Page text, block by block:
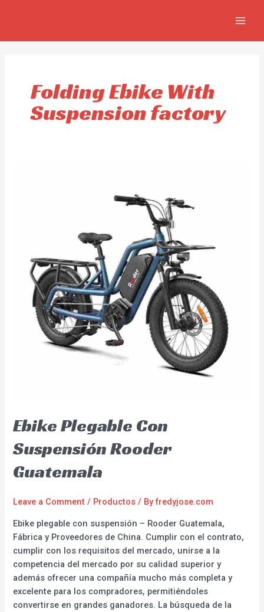
Folding Ebike With
Suspension factory
Ebike Plegable Con
Suspensión Rooder
Guatemala
Leave a Comment / Productos / Byfredyjose.com
Ebike plegable con suspensión – Rooder Guatemala,
Fábrica y Proveedores de China. Cumplir con el contrato,
cumplir con los requisitos del mercado, unirse a la
competencia del mercado por su calidad superior y
además ofrecer una compañía mucho más completa y
excelente para los compradores, permitiéndoles
convertirse en grandes ganadores. La búsqueda de la